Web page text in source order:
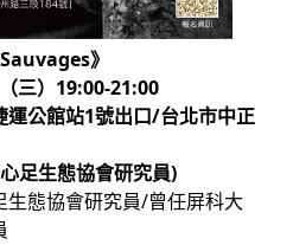
》
三）19:00-21:00
運公館站1號出口/台北市中正
足生態協會研究員)
態協會研究員/曾任屏科大